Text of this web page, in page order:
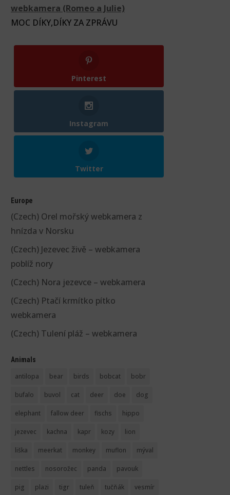
webkamera (Romeo a Julie)
MOC DÍKY,DÍKY ZA ZPRÁVU
Pinterest
Instagram
Twitter
Europe
(Czech) Orel mořský webkamera z
hnízda v Norsku
(Czech) Jezevec živě – webkamera
poblíž nory
(Czech) Nora jezevce – webkamera
(Czech) Ptačí krmítko pítko
webkamera
(Czech) Tulení pláž – webkamera
Animals
antilopa bear birds bobcat bobr
bufalo buvol cat deer doe dog
elephant fallow deer fischs hippo
jezevec kachna kapr kozy lion
liška meerkat monkey muflon mýval
nettles nosorožec panda pavouk
pig plazi tigr tuleň tučňák vesmír